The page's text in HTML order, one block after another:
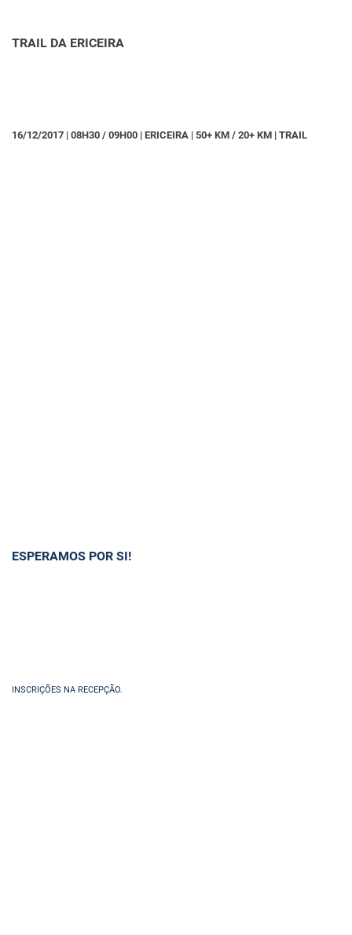
TRAIL DA ERICEIRA
16/12/2017 | 08H30 / 09H00 | ERICEIRA | 50+ KM / 20+ KM | TRAIL
ESPERAMOS POR SI!
INSCRIÇÕES NA RECEPÇÃO.